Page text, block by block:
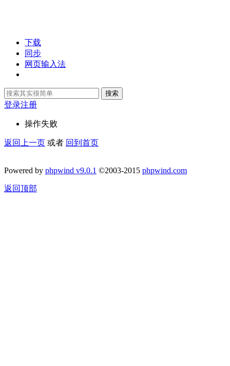
下载
同步
网页输入法
搜索
登录注册
操作失败
返回上一页 或者 回到首页
Powered by phpwind v9.0.1 ©2003-2015 phpwind.com
返回顶部